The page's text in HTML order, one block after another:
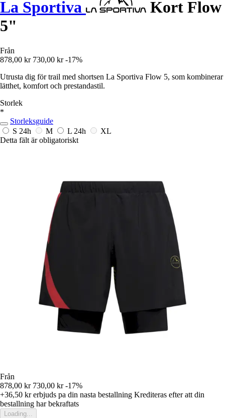
La Sportiva
Kort Flow
5"
Från
878,00 kr 730,00 kr -17%
Utrusta dig för trail med shortsen La Sportiva Flow 5, som kombinerar
lätthet, komfort och prestandastil.
Storlek
*
Storleksguide
S 24h M L 24h
XL
Detta fält är obligatoriskt
Från
878,00 kr 730,00 kr -17%
+36,50 krerbjuds pa din nasta bestallning Krediteras efter att din
bestallning har bekraftats
Loading...